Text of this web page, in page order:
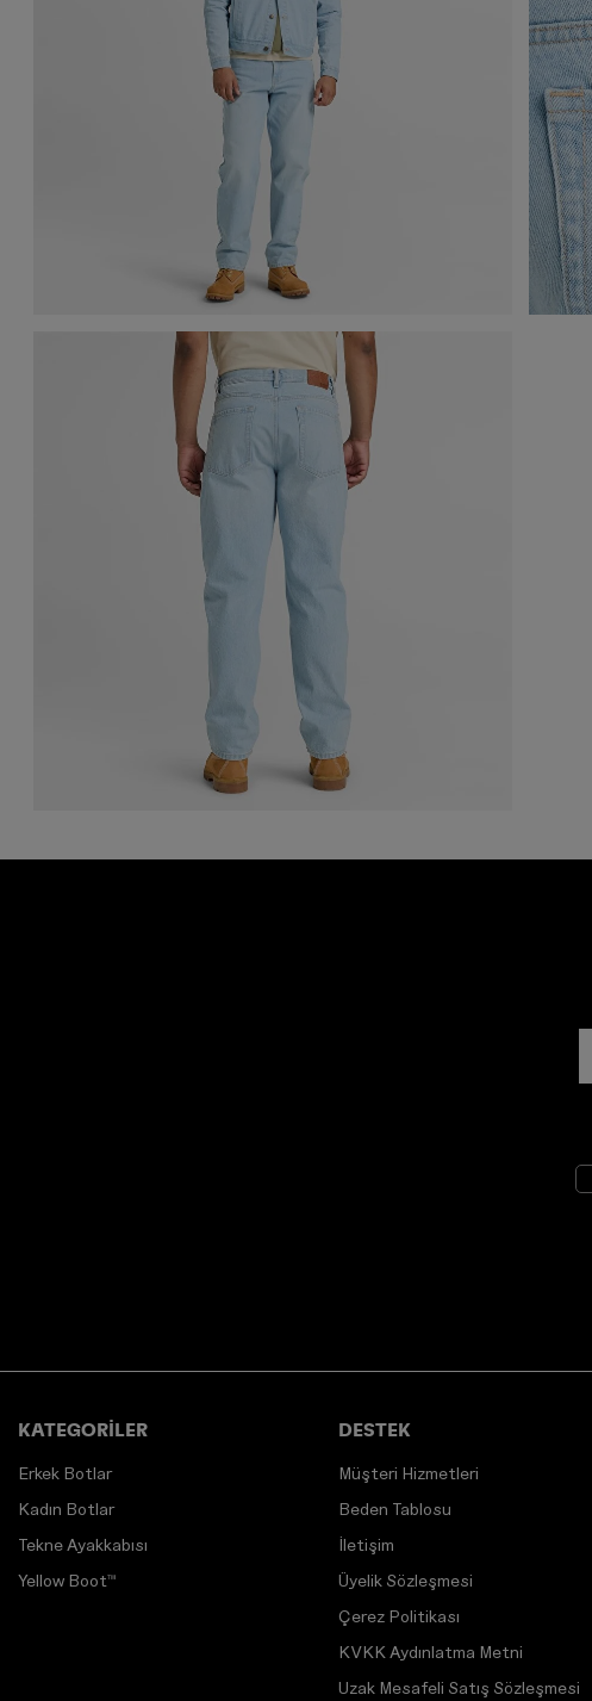
KATEGORİLER
Erkek Botlar
Kadın Botlar
Tekne Ayakkabısı
Yellow Boot™
DESTEK
Müşteri Hizmetleri
Beden Tablosu
İletişim
Üyelik Sözleşmesi
Çerez Politikası
KVKK Aydınlatma Metni
Uzak Mesafeli Satış Sözleşmesi